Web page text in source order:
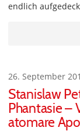
endlich
26. September
Stanislaw
Phantasie –
atomare